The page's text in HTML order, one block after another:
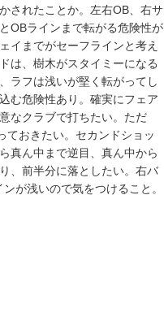
されたことか。左右OB、右サ
OBラインまで転がる危険性が
イまでがセーフラインと考え
は、樹木がスタイミーになる
ラフは浅いが堅く転がってし
む危険性あり。確実にフェア
なクラブで打ちたい。ただ
ておきたい。セカンドショッ
真ん中まで逆目、真ん中から
、前半分に落としたい。右バ
が浅いので気をつけること。